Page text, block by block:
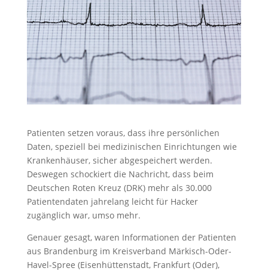
Patienten setzen voraus, dass ihre persönlichen
Daten, speziell bei medizinischen Einrichtungen wie
Krankenhäuser, sicher abgespeichert werden.
Deswegen schockiert die Nachricht, dass beim
Deutschen Roten Kreuz (DRK) mehr als 30.000
Patientendaten jahrelang leicht für Hacker
zugänglich war, umso mehr.
Genauer gesagt, waren Informationen der Patienten
aus Brandenburg im Kreisverband Märkisch-Oder-
Havel-Spree (Eisenhüttenstadt, Frankfurt (Oder),